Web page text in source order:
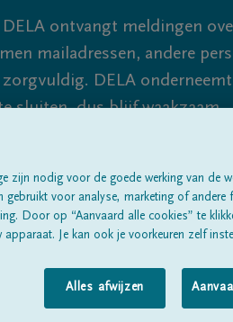
DELA ontvangt meldingen
mailadressen, andere
DELA
sluiten, dus blijf waakzaam.
Alle rouwberichtenOver
zijn nodig voor de goede werking van de
voor analyse, marketing of andere
Door op “Aanvaard alle cookies” te
Je kan ook je voorkeuren zelf
Alles afwijzen